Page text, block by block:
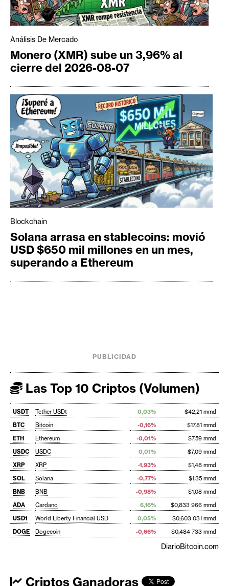
Análisis De Mercado
Monero (XMR) sube un 3,96% al
cierre del 2026-08-07
Blockchain
Solana arrasa en stablecoins: movió
USD $650 mil millones en un mes,
superando a Ethereum
PUBLICIDAD
Las Top 10 Criptos (Volumen)
USDT Tether USDt 0,03%
$42,21 mmd
BTC
Bitcoin -0,16%
$17,81 mmd
ETH
Ethereum -0,01%
$7,59 mmd
USDC
USDC 0,01%
$7,09 mmd
XRP
XRP -1,93%
$1,48 mmd
SOL
Solana -0,77%
$1,35 mmd
BNB
BNB -0,98%
$1,08 mmd
ADA
Cardano 6,16%
$0,833 966 mmd
USD1
World Liberty Financial USD 0,05%
$0,603 031 mmd
DOGE
Dogecoin -0,66% $0,484 733 mmd
DiarioBitcoin.com
Criptos Ganadoras